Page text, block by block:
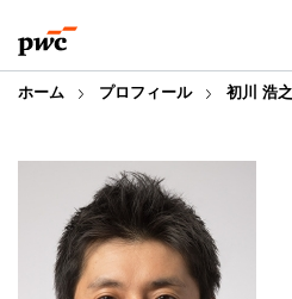
to
content
to
footer
ホーム プロフィール 初川 浩